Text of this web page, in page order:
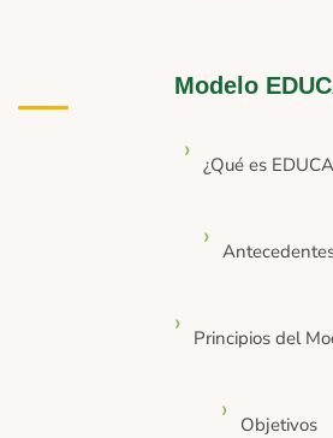
Modelo
¿Qué es
Principios del
Objetivos